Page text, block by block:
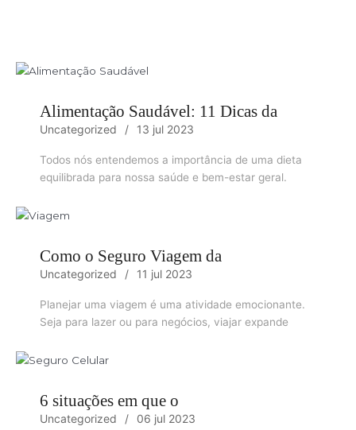
Alimentação Saudável: 11 Dicas da
Uncategorized 13 jul 2023
Todos nós entendemos a importância de uma dieta
equilibrada para nossa saúde e bem-estar geral.
Como o Seguro Viagem da
Uncategorized 11 jul 2023
Planejar uma viagem é uma atividade emocionante.
Seja para lazer ou para negócios, viajar expande
6 situações em que o
Uncategorized 06 jul 2023